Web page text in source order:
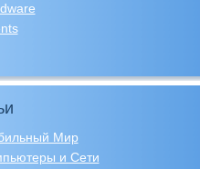
Мир
и Сети